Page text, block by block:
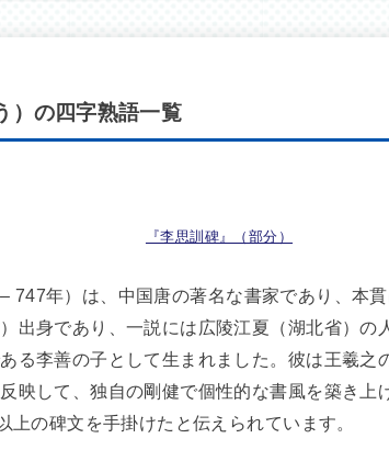
）の四字熟語一覧
『李思訓碑』（部分）
747年）は、中国唐の著名な書家であり、本
出身であり、一説には広陵江夏（湖北省）の
る李善の子として生まれました。彼は王羲之
映して、独自の剛健で個性的な書風を築き上
上の碑文を手掛けたと伝えられています。